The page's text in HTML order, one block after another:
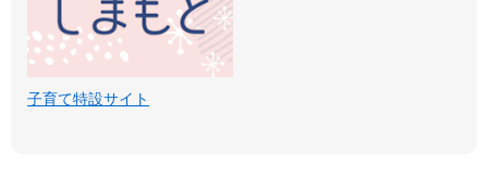
子育て特設サイト